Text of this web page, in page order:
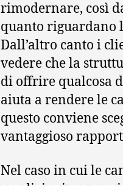
rimodernare, così
quanto riguardano
Dall’altro canto i
vedere che la
di offrire qualcosa
aiuta a rendere le
questo conviene
vantaggioso
Nel caso in cui le